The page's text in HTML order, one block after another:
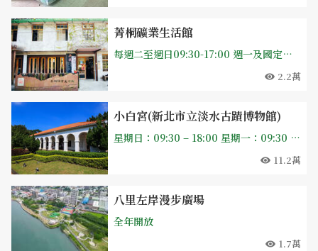
菁桐礦業生活館
每週二至週日09:30-17:00 週一及國定假日、選舉日、天然災害休館
2.2萬
小白宮(新北市立淡水古蹟博物館)
星期日：09:30 – 18:00 星期一：09:30 – 17:00 星期二：09:30 – 17:00 星期三：09:30 – 17:00 星期四：09:30 – 17:00 星期五：09:30 – 17:00 星期六：09:30 – 18:00
11.2萬
八里左岸漫步廣場
全年開放
1.7萬